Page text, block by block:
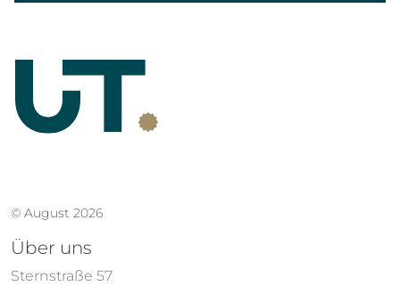
© August 2026
Über uns
Sternstraße 57